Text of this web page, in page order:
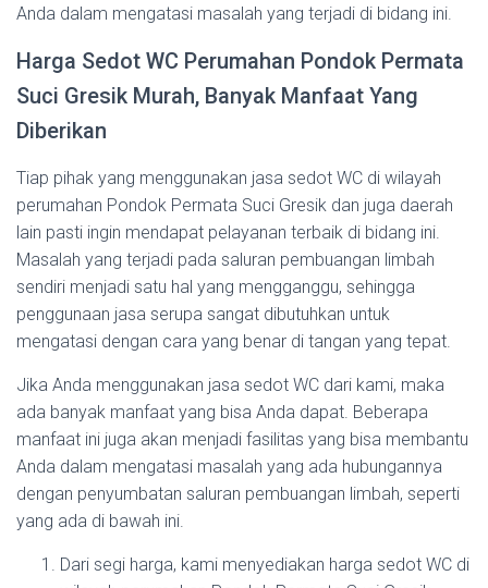
Anda dalam mengatasi masalah yang terjadi di bidang ini.
Harga Sedot WC Perumahan Pondok Permata
Suci Gresik Murah, Banyak Manfaat Yang
Diberikan
Tiap pihak yang menggunakan jasa sedot WC di wilayah
perumahan Pondok Permata Suci Gresik dan juga daerah
lain pasti ingin mendapat pelayanan terbaik di bidang ini.
Masalah yang terjadi pada saluran pembuangan limbah
sendiri menjadi satu hal yang mengganggu, sehingga
penggunaan jasa serupa sangat dibutuhkan untuk
mengatasi dengan cara yang benar di tangan yang tepat.
Jika Anda menggunakan jasa sedot WC dari kami, maka
ada banyak manfaat yang bisa Anda dapat. Beberapa
manfaat ini juga akan menjadi fasilitas yang bisa membantu
Anda dalam mengatasi masalah yang ada hubungannya
dengan penyumbatan saluran pembuangan limbah, seperti
yang ada di bawah ini.
Dari segi harga, kami menyediakan harga sedot WC di